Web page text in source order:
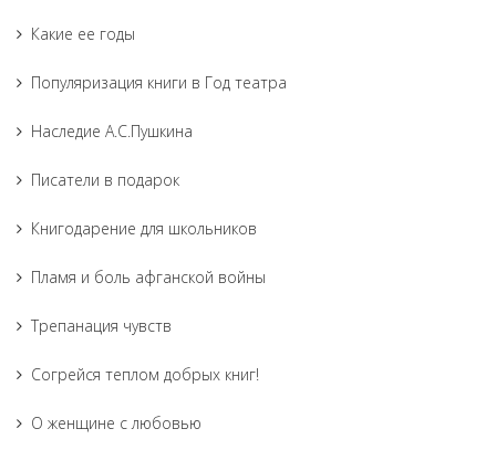
Какие ее годы
Популяризация книги в Год театра
Наследие А.С.Пушкина
Писатели в подарок
Книгодарение для школьников
Пламя и боль афганской войны
Трепанация чувств
Согрейся теплом добрых книг!
О женщине с любовью